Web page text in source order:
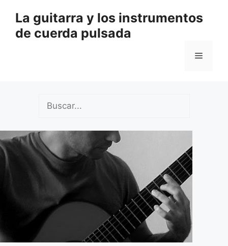
contenido
La guitarra y los instrumentos
de cuerda pulsada
Menú